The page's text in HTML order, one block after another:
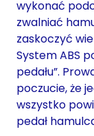
wykonać
zwalniać
zaskoczyć
System ABS
pedału”.
poczucie, że
wszystko
pedał